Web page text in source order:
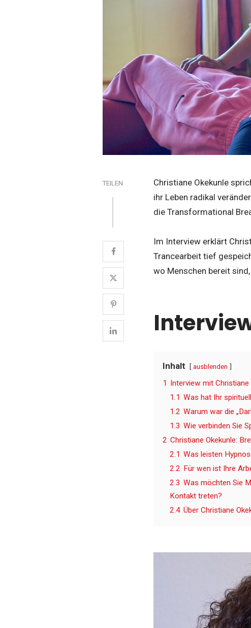
TEILEN
Christiane Okekunle
ihr Leben radikal
die Transformational
Im Interview erklärt
Trancearbeit tief
wo Menschen bereit
Inhalt ausblenden
1 Interview mit Christiane
1.1 Was hat Ihr
1.2 Warum war die
1.3 Wie verbinden Sie
2 Christiane Okekunle:
2.1 Was leisten
2.2 Für wen ist Ihre
2.3 Was möchten Sie
Kontakt treten?
2.4 Über Christiane